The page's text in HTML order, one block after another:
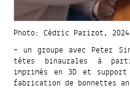
Photo: Cédric Parizot, 2024
– un groupe avec Peter
têtes binaurales à
imprimés en 3D et
fabrication de bonnettes